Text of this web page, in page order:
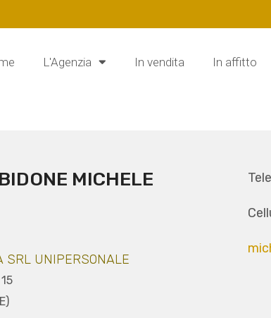
L'Agenzia In vendita In affitto
MICHELE
SRL UNIPERSONALE